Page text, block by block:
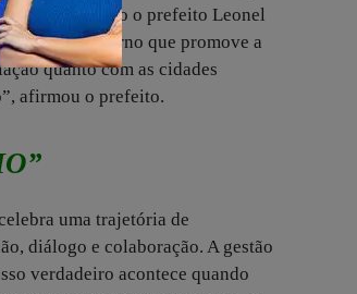
como o prefeito Leonel
de um governo que promove a
quanto com as cidades
afirmou o prefeito.
uma trajetória de
diálogo e colaboração. A gestão
verdadeiro acontece quando